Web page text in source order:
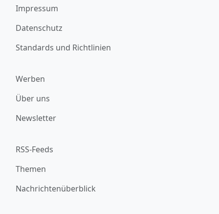
Impressum
Datenschutz
Standards und Richtlinien
Werben
Über uns
Newsletter
RSS-Feeds
Themen
Nachrichtenüberblick